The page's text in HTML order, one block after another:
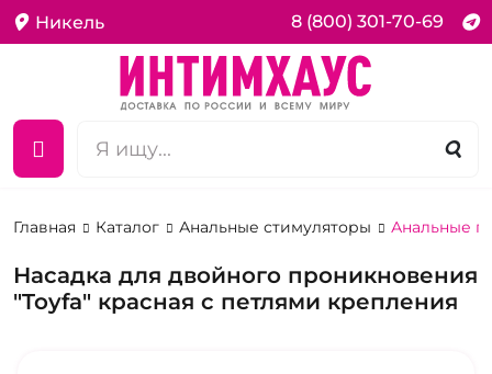
Никель 8 (800) 301-70-69
Главная Каталог Анальные стимуляторы Анальные
Насадка для двойного проникновения
"Toyfa" красная с петлями крепления